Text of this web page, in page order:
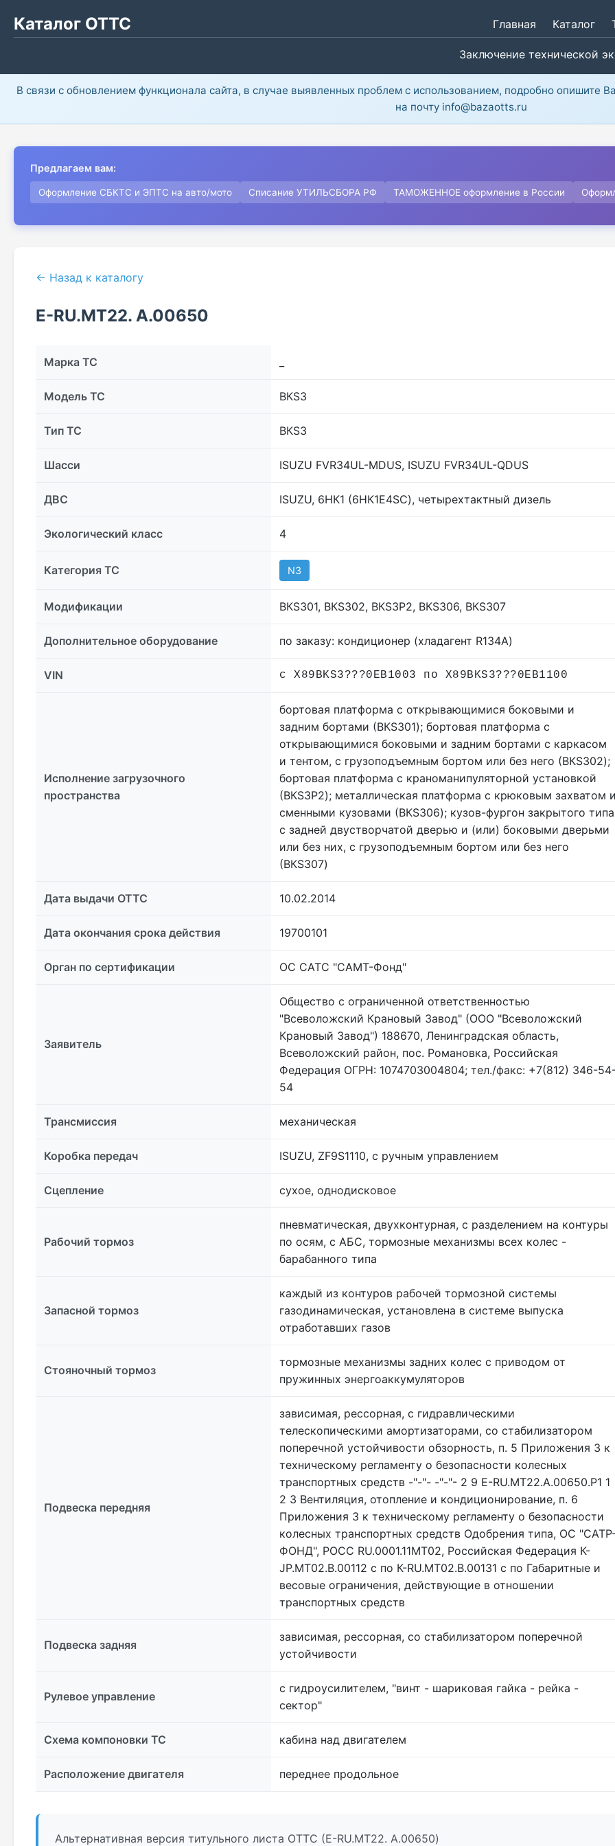
Каталог ОТТС Главная Каталог
Заключение технической
В связи с обновлением функционала сайта, в случае выявленных проблем с использованием, подробно опишите
на почту info@bazaotts.ru
Предлагаем вам:
Оформление СБКТС и ЭПТС на авто/мото Списание УТИЛЬСБОРА РФ ТАМОЖЕННОЕ оформление в России
← Назад к каталогу
E-RU.MT22. A.00650
Марка ТС
Модель ТС ВКS3
Тип ТС ВКS3
Шасси ISUZU FVR34UL-MDUS, ISUZU FVR34UL-QDUS
ДВС ISUZU, 6НК1 (6НК1Е4SC), четырехтактный дизель
Экологический класс 4
Категория ТС N3
Модификации ВКS301, ВКS302, ВКS3P2, ВКS306, ВКS307
Дополнительное оборудование по заказу: кондиционер (хладагент R134A)
VIN c X89BKS3???0EB1003 по X89BKS3???0EB1100
Исполнение загрузочного
пространства
бортовая платформа с открывающимися боковыми и
задним бортами (ВКS301); бортовая платформа с
открывающимися боковыми и задним бортами с каркасом
и тентом, с грузоподъемным бортом или без него (ВКS302);
бортовая платформа с краноманипуляторной установкой
(ВКS3P2); металлическая платформа с крюковым захватом
сменными кузовами (ВКS306); кузов-фургон закрытого типа
с задней двустворчатой дверью и (или) боковыми дверьми
или без них, с грузоподъемным бортом или без него
(ВКS307)
Дата выдачи ОТТС 10.02.2014
Дата окончания срока действия 19700101
Орган по сертификации ОС САТС "САМТ-Фонд"
Заявитель
Общество с ограниченной ответственностью
"Всеволожский Крановый Завод" (ООО "Всеволожский
Крановый Завод") 188670, Ленинградская область,
Всеволожский район, пос. Романовка, Российская
Федерация ОГРН: 1074703004804; тел./факс: +7(812) 346-
54
Трансмиссия механическая
Коробка передач ISUZU, ZF9S1110, с ручным управлением
Сцепление сухое, однодисковое
Рабочий тормоз
пневматическая, двухконтурная, с разделением на контуры
по осям, с АБС, тормозные механизмы всех колес -
барабанного типа
Запасной тормоз
каждый из контуров рабочей тормозной системы
газодинамическая, установлена в системе выпуска
отработавших газов
Стояночный тормоз
тормозные механизмы задних колес с приводом от
пружинных энергоаккумуляторов
Подвеска передняя
зависимая, рессорная, с гидравлическими
телескопическими амортизаторами, со стабилизатором
поперечной устойчивости обзорность, п. 5 Приложения 3 к
техническому регламенту о безопасности колесных
транспортных средств -"-"- -"-"- 2 9 E-RU.MT22.А.00650.Р1 1
2 3 Вентиляция, отопление и кондиционирование, п. 6
Приложения 3 к техническому регламенту о безопасности
колесных транспортных средств Одобрения типа, ОС
ФОНД", РОСС RU.0001.11МТ02, Российская Федерация К-
JP.МТ02.В.00112 с по К-RU.МТ02.В.00131 с по Габаритные и
весовые ограничения, действующие в отношении
транспортных средств
Подвеска задняя
зависимая, рессорная, со стабилизатором поперечной
устойчивости
Рулевое управление
с гидроусилителем, "винт - шариковая гайка - рейка -
сектор"
Схема компоновки ТС кабина над двигателем
Расположение двигателя переднее продольное
Альтернативная версия титульного листа ОТТС (E-RU.MT22. A.00650)